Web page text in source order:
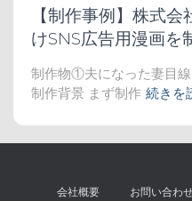
【制作事例】株式
けSNS広告用漫画を
制作物①夫になった妻目
制作背景 まず制作 続きを
会社概要 お問い合わ